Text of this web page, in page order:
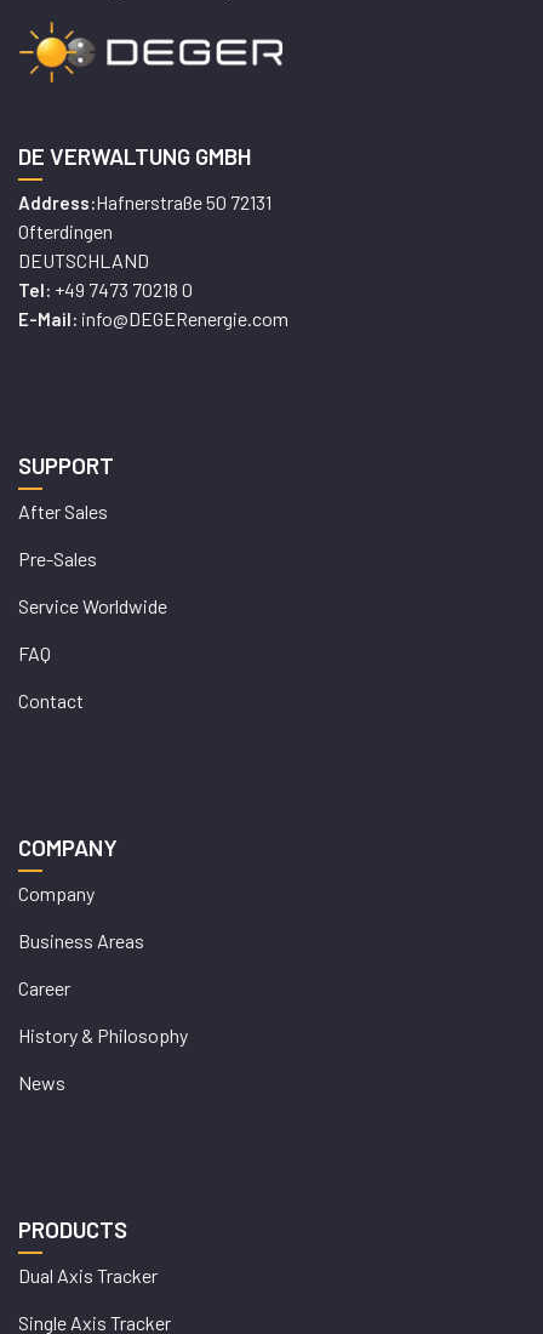
DE VERWALTUNG GMBH
Address:Hafnerstraße 50 72131
Ofterdingen
DEUTSCHLAND
Tel: +49 7473 70218 0
E-Mail: info@DEGERenergie.com
SUPPORT
After Sales
Pre-Sales
Service Worldwide
FAQ
Contact
COMPANY
Company
Business Areas
Career
History & Philosophy
News
PRODUCTS
Dual Axis Tracker
Single Axis Tracker